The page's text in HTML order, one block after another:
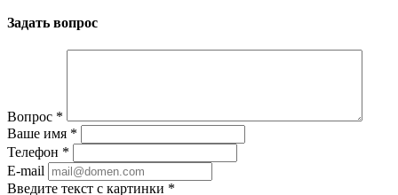
Задать вопрос
Вопрос *
Ваше имя *
Телефон *
E-mail
Введите текст с картинки *